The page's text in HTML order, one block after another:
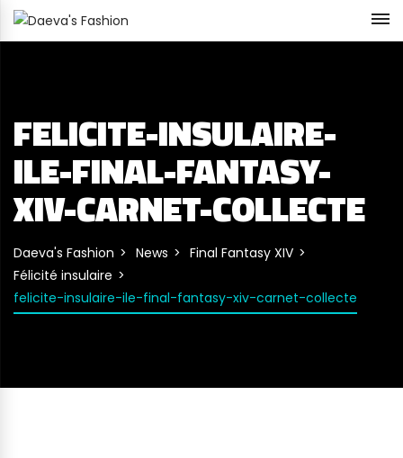
FELICITE-INSULAIRE-
ILE-FINAL-FANTASY-
XIV-CARNET-COLLECTE
Daeva's Fashion News
Final Fantasy XIV
Félicité insulaire
felicite-insulaire-ile-final-fantasy-xiv-carnet-collecte